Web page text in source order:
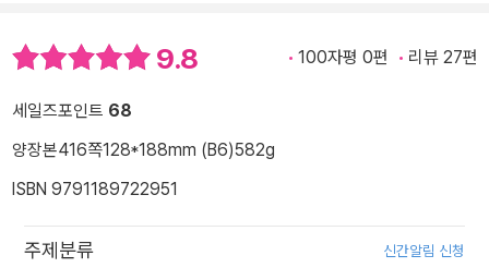
9.8 100자평 0편 리뷰 27편
세일즈포인트 68
양장본416쪽128*188mm (B6)582g
ISBN 9791189722951
주제분류 신간알림 신청